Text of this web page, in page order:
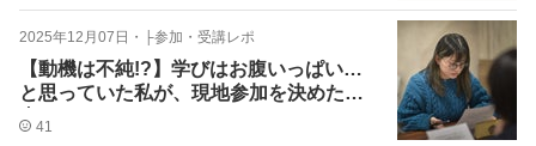
2025年12月07日 ・ ├参加・受講レポ
【動機は不純!?】学びはお腹いっぱい…
と思っていた私が、現地参加を決めた理
由。
41